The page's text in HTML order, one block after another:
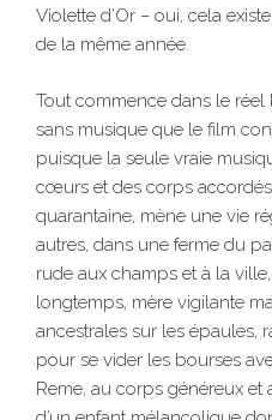
Violette d’Or – oui, cela
de la même année.
Tout commence dans le
sans musique que le film
puisque la seule vraie
cœurs et des corps
quarantaine, mène une vie
autres, dans une ferme du
rude aux champs et à la
longtemps, mère vigilante
ancestrales sur les épaules,
pour se vider les bourses
Reme, au corps généreux